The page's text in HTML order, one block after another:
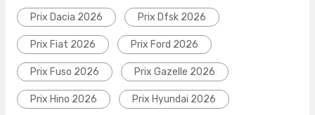
Prix Dacia 2026 Prix Dfsk 2026
Prix Fiat 2026 Prix Ford 2026
Prix Fuso 2026 Prix Gazelle 2026
Prix Hino 2026 Prix Hyundai 2026